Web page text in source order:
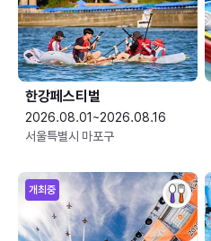
한강페스티벌
2026.08.01~2026.08.16
서울특별시 마포구
개최중